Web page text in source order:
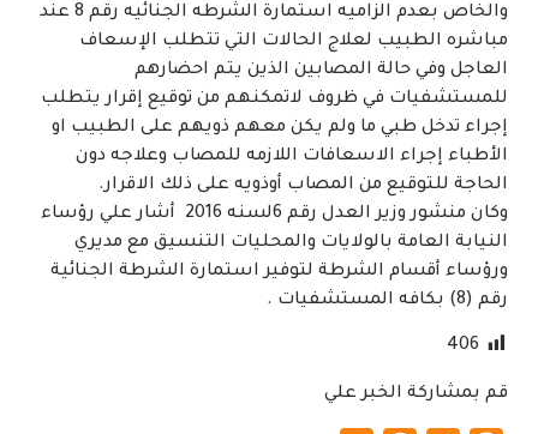
والخاص بعدم الزاميه استمارة الشرطه الجنائيه رقم 8 عند
مباشره الطبيب لعلاج الحالات التي تتطلب الإسعاف
العاجل وفي حالة المصابين الذين يتم احضارهم
للمستشفيات في ظروف لاتمكنهم من توقيع إقرار يتطلب
إجراء تدخل طبي ما ولم يكن معهم ذويهم على الطبيب او
الأطباء إجراء الاسعافات اللازمه للمصاب وعلاجه دون
الحاجة للتوقيع من المصاب أوذويه على ذلك الاقرار.
وكان منشور وزير العدل رقم 6لسنه 2016 أشار علي رؤساء
النيابة العامة بالولايات والمحليات التنسيق مع مديري
ورؤساء أقسام الشرطة لتوفير استمارة الشرطة الجنائية
رقم (8) بكافه المستشفيات .
406
قم بمشاركة الخبر علي